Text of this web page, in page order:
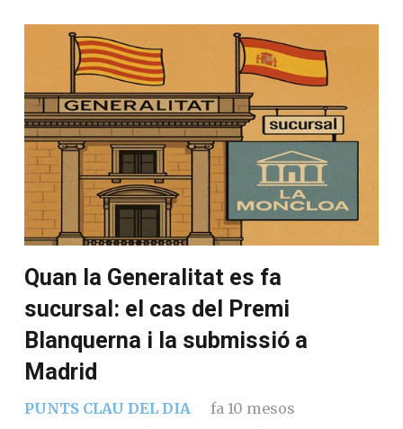
Quan la Generalitat es fa
sucursal: el cas del Premi
Blanquerna i la submissió a
Madrid
PUNTS CLAU DEL DIA fa 10 mesos